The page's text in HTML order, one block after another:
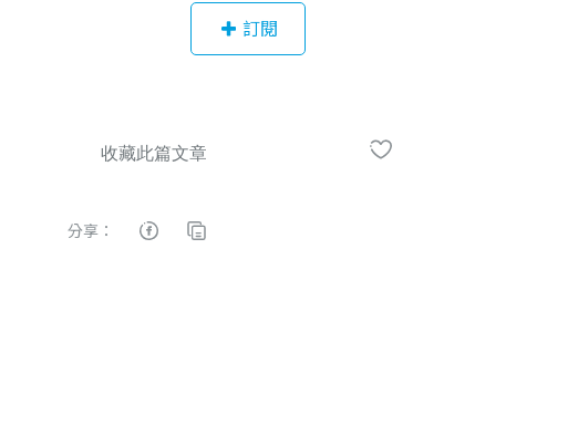
多種專案管理手法，並將商業思維揉
合於專案管理工作中，讓專案以最小
院 院長 箴亞管顧 負責人 《商業思維
GO鯤鵬會(高端技術領導者社群) 台北
訂閱
分享：